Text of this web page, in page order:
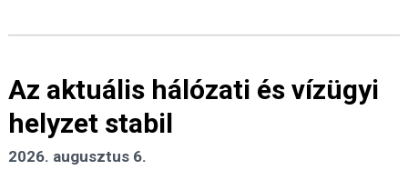
Az aktuális hálózati és vízügyi
helyzet stabil
2026. augusztus 6.